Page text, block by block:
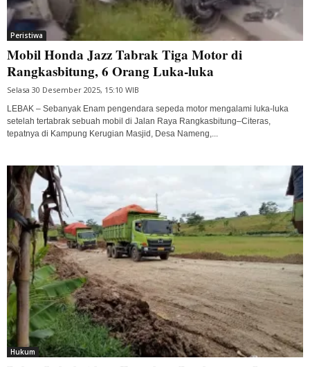
Peristiwa
Mobil Honda Jazz Tabrak Tiga Motor di
Rangkasbitung, 6 Orang Luka-luka
Selasa 30 Desember 2025, 15:10 WIB
LEBAK – Sebanyak Enam pengendara sepeda motor mengalami luka-luka
setelah tertabrak sebuah mobil di Jalan Raya Rangkasbitung–Citeras,
tepatnya di Kampung Kerugian Masjid, Desa Nameng,...
Hukum